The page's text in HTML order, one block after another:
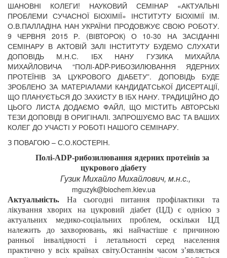
ШАНОВНІ КОЛЕГИ! НАУКОВИЙ СЕМІНАР «АКТУАЛЬНІ
ПРОБЛЕМИ СУЧАСНОЇ БІОХІМІЇ» ІНСТИТУТУ БІОХІМІЇ ІМ.
О.В.ПАЛЛАДІНА НАН УКРАЇНИ ПРОДОВЖУЄ СВОЮ РОБОТУ.
9 ЧЕРВНЯ 2015 Р. (ВІВТОРОК) О 10-30 НА ЗАСІДАННІ
СЕМІНАРУ В АКТОВІЙ ЗАЛІ ІНСТИТУТУ БУДЕМО СЛУХАТИ
ДОПОВІДЬ М.Н.С. ІБХ НАНУ ГУЗИКА МИХАЙЛА
МИХАЙЛОВИЧА “ПОЛІ-ADP-РИБОЗИЛЮВАННЯ ЯДЕРНИХ
ПРОТЕЇНІВ ЗА ЦУКРОВОГО ДІАБЕТУ”. ДОПОВІДЬ БУДЕ
ЗРОБЛЕНО ЗА МАТЕРІАЛАМИ КАНДИДАТСЬКОЇ ДИСЕРТАЦІЇ,
ЩО ПЛАНУЄТЬСЯ ДО ЗАХИСТУ В ІБХ НАНУ. ТРАДИЦІЙНО ДО
ЦЬОГО ЛИСТА ДОДАЄМО ФАЙЛ, ЩО МІСТИТЬ АВТОРСЬКІ
ТЕЗИ ДОПОВІДІ В ОРИГІНАЛІ. ЗАПРОШУЄМО ВАС ТА ВАШИХ
КОЛЕГ ДО УЧАСТІ У РОБОТІ НАШОГО СЕМІНАРУ.
З ПОВАГОЮ – С.О.КОСТЕРІН.
Полі-ADP-рибозилювання ядерних протеїнів за
цукрового діабету
Гузик Михайло Михайлович, м.н.с.,
mguzyk@biochem.kiev.ua
Актуальність. На сьогодні питання профілактики та
лікування хворих на цукровий діабет (ЦД) є однією з
актуальних медико-соціальних проблем, оскільки ЦД
належить до захворювань, які найчастіше є причиною
ранньої інвалідності і летальності серед населення
практично у всіх країнах світу.Останнім часом з’являється